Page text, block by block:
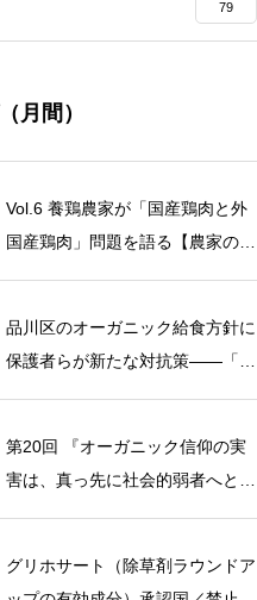
79
月間）
Vol.6 養鶏農家が「国産鶏肉と外
国産鶏肉」問題を語る【農家の本
音 〇〇（問題）を語る】
品川区のオーガニック給食方針に
保護者らが新たな対抗策——「品
川区の給食を考える会」がオープ
第20回 『オーガニック信仰の実
害は、真っ先に社会的弱者へと向
かう』【オーガニック問題研究会
グリホサート（除草剤ラウンドア